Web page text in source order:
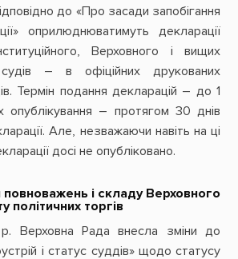
до «Про засади запобігання
оприлюднюватимуть декларації
Верховного і вищих
судів – в офіційних друкованих
Термін подання декларацій – до 1
опублікування – протягом 30 днів
Але, незважаючи навіть на ці
досі не опубліковано.
і складу Верховного
політичних торгів
Верховна Рада внесла зміни до
і статус суддів» щодо статусу